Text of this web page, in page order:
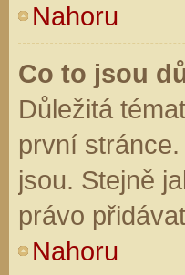
Nahoru
Co to jsou
Důležitá
první
jsou. Stejně
právo
Nahoru